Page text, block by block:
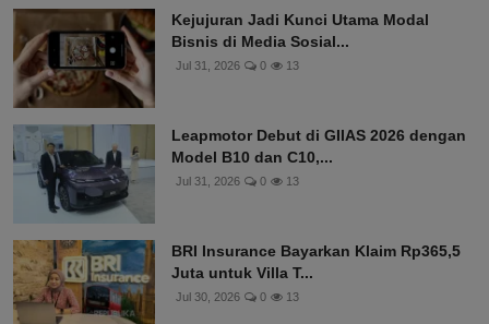
Kejujuran Jadi Kunci Utama Modal
Bisnis di Media Sosial...
Jul 31, 2026 0 13
Leapmotor Debut di GIIAS 2026 dengan
Model B10 dan C10,...
Jul 31, 2026 0 13
BRI Insurance Bayarkan Klaim Rp365,5
Juta untuk Villa T...
Jul 30, 2026 0 13